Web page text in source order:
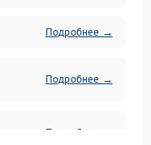
Подробнее →
Подробнее →
Подробнее →